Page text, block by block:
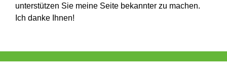
unterstützen Sie meine Seite bekannter zu machen.
Ich danke Ihnen!